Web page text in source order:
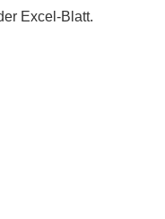
Excel-Blatt.